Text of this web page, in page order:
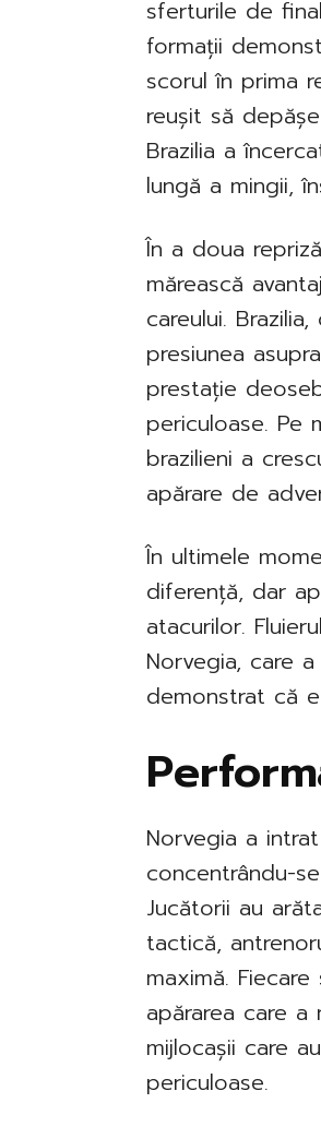
sferturile de
formații
scorul în prima
reușit să
Brazilia a
lungă a mingii,
În a doua
mărească
careului.
presiunea
prestație
periculoase. Pe
brazilieni a
apărare de
În ultimele
diferență, dar
atacurilor.
Norvegia, care
demonstrat că
Norvegia a
concentrându-
Jucătorii au
tactică,
maximă.
apărarea care a
mijlocașii care
periculoase.